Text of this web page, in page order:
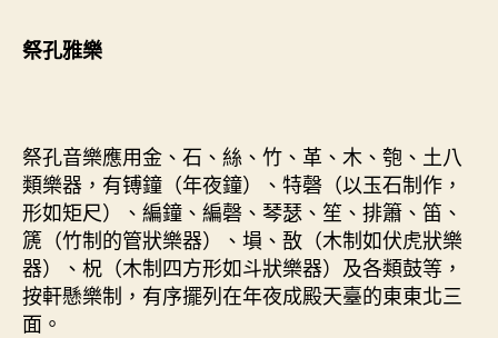
祭孔雅樂
祭孔音樂應用金、石、絲、竹、革、木、匏、土八
類樂器，有镈鐘（年夜鐘）、特磬（以玉石制作，
形如矩尺）、編鐘、編磬、琴瑟、笙、排簫、笛、
篪（竹制的管狀樂器）、塤、敔（木制如伏虎狀樂
器）、柷（木制四方形如斗狀樂器）及各類鼓等，
按軒懸樂制，有序擺列在年夜成殿天臺的東東北三
面。